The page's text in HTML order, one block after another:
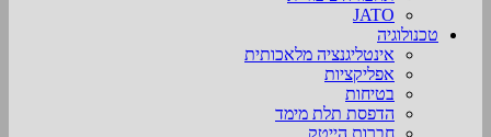
JATO
טכנולוגיה
אינטליגנציה מלאכותית
אפליקציות
בטיחות
הדפסת תלת מימד
חברות הייטק